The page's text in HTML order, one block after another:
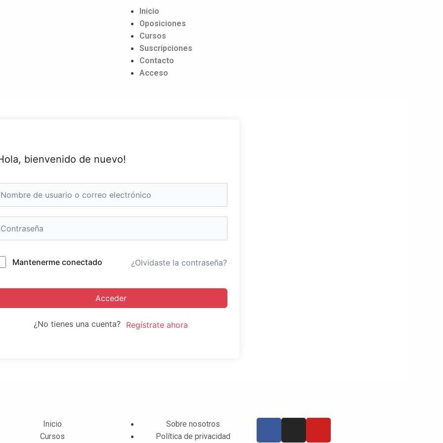
Inicio
Oposiciones
Cursos
Suscripciones
Contacto
Acceso
bienvenido de nuevo!
Mantenerme conectado ¿Olvidaste la contraseña?
Acceder
¿No tienes una cuenta? Regístrate ahora
Inicio
Cursos
Sobre nosotros
Política de privacidad